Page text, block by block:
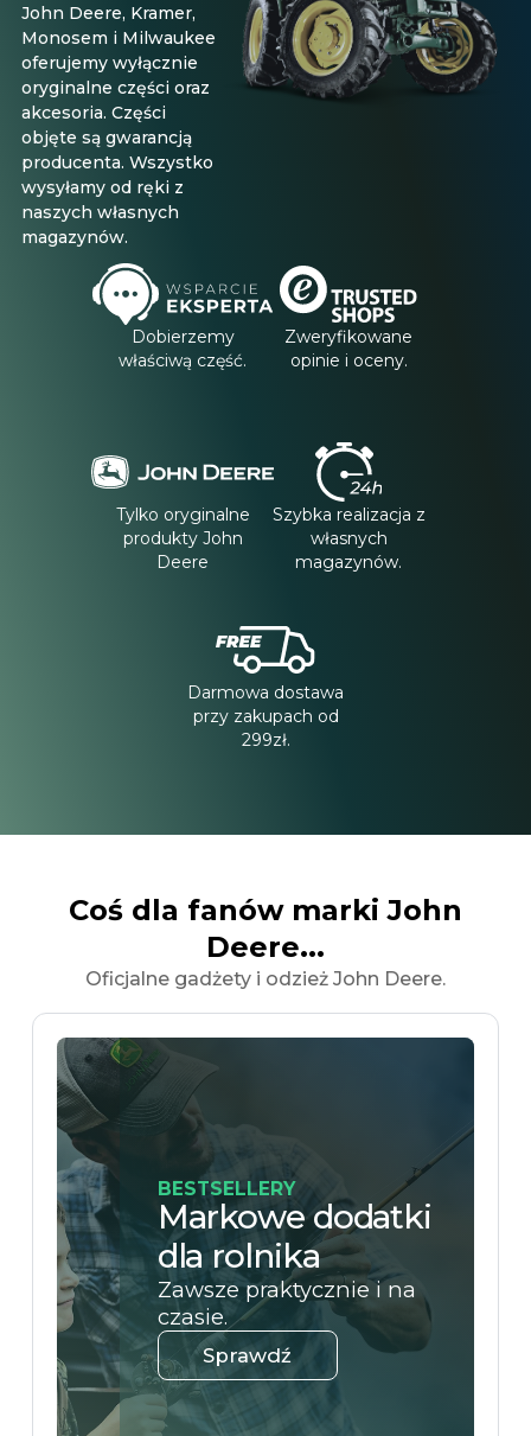
John Deere, Kramer,
Monosem i Milwaukee
oferujemy wyłącznie
oryginalne części oraz
akcesoria. Części
objęte są gwarancją
producenta. Wszystko
wysyłamy od ręki z
naszych własnych
magazynów.
Dobierzemy
właściwą część.
Zweryfikowane
opinie i oceny.
Tylko oryginalne
produkty John
Deere
Szybka realizacja z
własnych
magazynów.
Darmowa dostawa
przy zakupach od
299zł.
Coś dla fanów marki John
Deere...
Oficjalne gadżety i odzież John Deere.
BESTSELLERY
Markowe dodatki
dla rolnika
Zawsze praktycznie i na
czasie.
Sprawdź